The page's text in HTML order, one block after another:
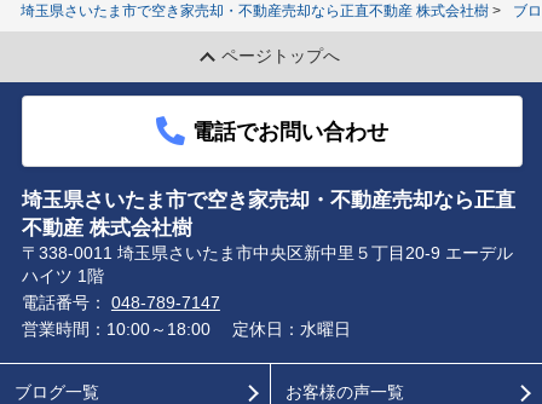
埼玉県さいたま市で空き家売却・不動産売却なら正直不動産 株式会社樹 ブ
ページトップへ
電話でお問い合わせ
埼玉県さいたま市で空き家売却・不動産売却なら正直
不動産 株式会社樹
〒338-0011 埼玉県さいたま市中央区新中里５丁目20-9 エーデル
ハイツ 1階
電話番号： 048-789-7147
営業時間：10:00～18:00
定休日：水曜日
ブログ一覧 お客様の声一覧